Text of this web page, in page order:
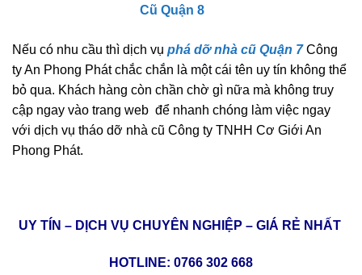
Cũ Quận 8
Nếu có nhu cầu thì dịch vụ phá dỡ nhà cũ Quận 7Công
ty An Phong Phát chắc chắn là một cái tên uy tín không thể
bỏ qua. Khách hàng còn chần chờ gì nữa mà không truy
cập ngay vào trang web để nhanh chóng làm việc ngay
với dịch vụ tháo dỡ nhà cũ Công ty TNHH Cơ Giới An
Phong Phát.
UY TÍN – DỊCH VỤ CHUYÊN NGHIỆP – GIÁ RẺ NHẤT
HOTLINE: 0766 302 668